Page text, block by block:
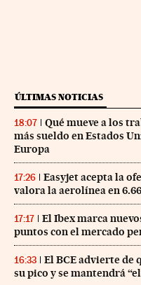
ÚLTIMAS NOTICIAS
18:07
Qué mueve a los
más sueldo en Estados
Europa
17:26
Easyjet acepta la
valora la aerolínea en
17:17
El Ibex marca
puntos con el mercado
16:33
El BCE advierte de
su pico y se mantendrá